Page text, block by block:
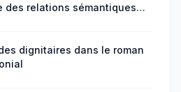
des relations sémantiques
dignitaires dans le roman